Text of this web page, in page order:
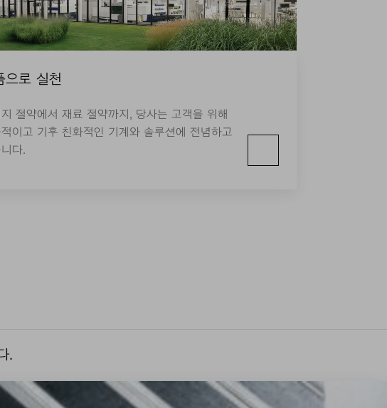
으로 실천
절약에서 재료 절약까지, 당사는 고객을 위해
이고 기후 친화적인 기계와 솔루션에 전념하고
다.
.